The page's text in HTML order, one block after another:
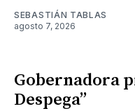
SEBASTIÁN TABLAS
agosto 7, 2026
Gobernadora
Despega”